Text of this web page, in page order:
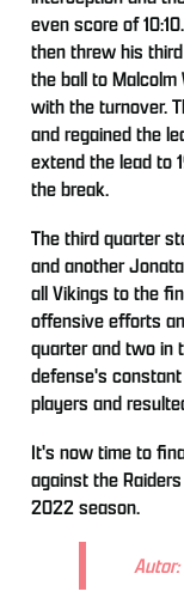
even score of
then threw his
the ball to
with the turnover.
and regained the
extend the lead to
the break.
The third quarter
and another
all Vikings to the
offensive efforts
quarter and two in
defense's
players and
It's now time to
against the
2022 season.